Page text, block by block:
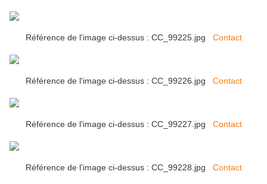
Référence de l'image ci-dessus : CC_99225.jpg Contact
Référence de l'image ci-dessus : CC_99226.jpg Contact
Référence de l'image ci-dessus : CC_99227.jpg Contact
Référence de l'image ci-dessus : CC_99228.jpg Contact